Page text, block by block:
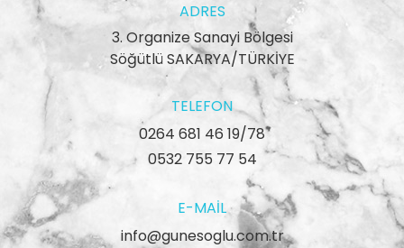
ADRES
3. Organize Sanayi Bölgesi
Söğütlü SAKARYA/TÜRKİYE
TELEFON
0264 681 46 19/78
0532 755 77 54
E-MAIL
info@gunesoglu.com.tr